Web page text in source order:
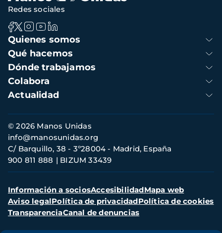
Navegación
principal
Quienes somos
Qué hacemos
Dónde trabajamos
Colabora
Actualidad
Redes sociales
Información
de
contacto
© 2026 Manos Unidas
C/ Barquillo, 38 - 3º28004 - Madrid, España
900 811 888
BIZUM 33439
info@manosunidas.org
Menú
secundario
Información a sociosAccesibilidadMapa web
Aviso legalPolítica de privacidadPolítica de cookies
TransparenciaCanal de denuncias